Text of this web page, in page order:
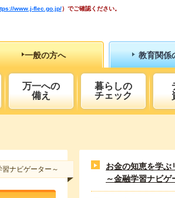
www.j-flec.go.jp/）でご確認ください。
一般の方へ 教育関係
万一への
備え
暮らしの
チェック
ナビゲーター～
お金の知恵を学ぶ
～金融学習ナビゲ